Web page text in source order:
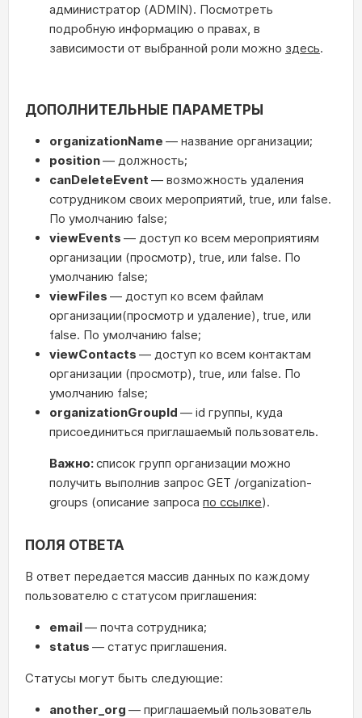
администратор (ADMIN). Посмотреть
подробную информацию о правах, в
зависимости от выбранной роли можно здесь.
ДОПОЛНИТЕЛЬНЫЕ ПАРАМЕТРЫ
organizationName — название организации;
position— должность;
canDeleteEvent — возможность удаления
сотрудником своих мероприятий, true, или false.
По умолчанию false;
viewEvents — доступ ко всем мероприятиям
организации (просмотр), true, или false. По
умолчанию false;
viewFiles — доступ ко всем файлам
организации(просмотр и удаление), true, или
false. По умолчанию false;
viewContacts — доступ ко всем контактам
организации (просмотр), true, или false. По
умолчанию false;
organizationGroupId — id группы, куда
присоединиться приглашаемый пользователь.
Важно:список групп организации можно
получить выполнив запрос GET /organization-
groups (описание запроса по ссылке).
ПОЛЯ ОТВЕТА
В ответ передается массив данных по каждому
пользователю с статусом приглашения:
email— почта сотрудника;
status — статус приглашения.
Статусы могут быть следующие:
another_org — приглашаемый пользователь